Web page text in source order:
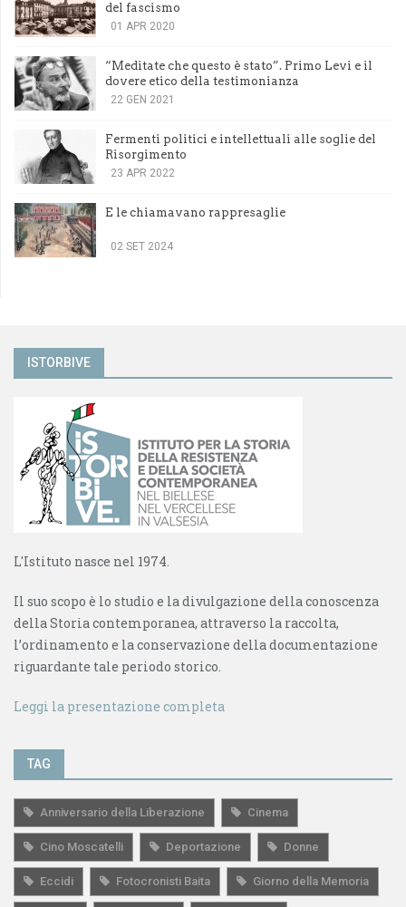
del fascismo
01 APR 2020
“Meditate che questo è stato”. Primo Levi e il
dovere etico della testimonianza
22 GEN 2021
Fermenti politici e intellettuali alle soglie del
Risorgimento
23 APR 2022
E le chiamavano rappresaglie
02 SET 2024
ISTORBIVE
L'Istituto nasce nel 1974.
Il suo scopo è lo studio e la divulgazione della conoscenza
della Storia contemporanea, attraverso la raccolta,
l’ordinamento e la conservazione della documentazione
riguardante tale periodo storico.
Leggi la presentazione completa
TAG
Anniversario della Liberazione Cinema
Cino Moscatelli Deportazione Donne
Eccidi Fotocronisti Baita Giorno della Memoria